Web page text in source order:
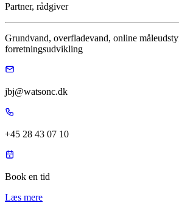
Partner, rådgiver
Grundvand, overfladevand, online
forretningsudvikling
jbj@watsonc.dk
+45 28 43 07 10
Book en tid
Læs mere